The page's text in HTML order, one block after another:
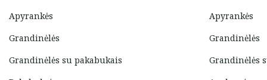
Apyrankės
Grandinėlės
Grandinėlės su pakabukais
Apyrankės
Grandinėlės
Grandinėlės